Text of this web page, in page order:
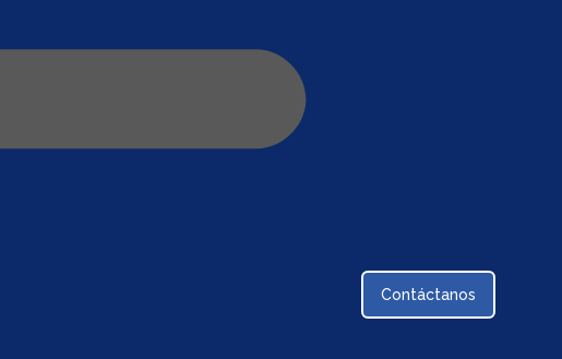
Contáctanos